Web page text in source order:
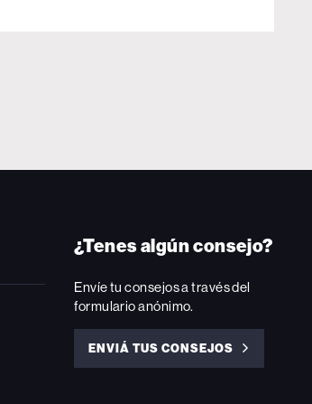
¿Tenes algún consejo?
Envíe tu consejos a través del
formulario anónimo.
ENVIÁ TUS CONSEJOS
ENVIÁ
TUS